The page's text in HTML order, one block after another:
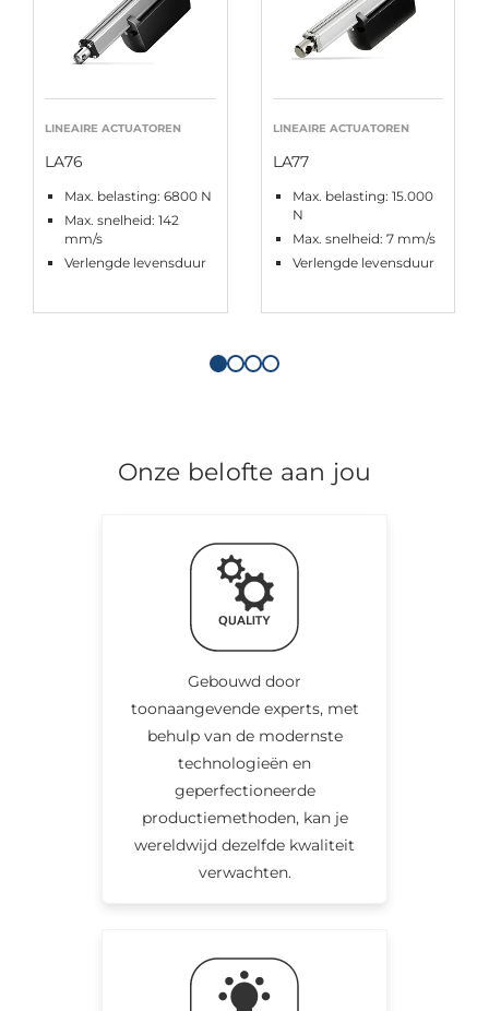
LINEAIRE ACTUATOREN
LA76
Max. belasting: 6800 N
Max. snelheid: 142
mm/s
Verlengde levensduur
LINEAIRE ACTUATOREN
LA77
Max. belasting: 15.000
N
Max. snelheid: 7 mm/s
Verlengde levensduur
Onze belofte aan jou
Gebouwd door
toonaangevende experts, met
behulp van de modernste
technologieën en
geperfectioneerde
productiemethoden, kan je
wereldwijd dezelfde kwaliteit
verwachten.